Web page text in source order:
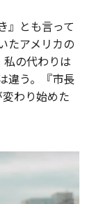
』とも言って
たアメリカの
の代わりは
違う。『市長
わり始めた